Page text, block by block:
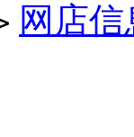
网店信